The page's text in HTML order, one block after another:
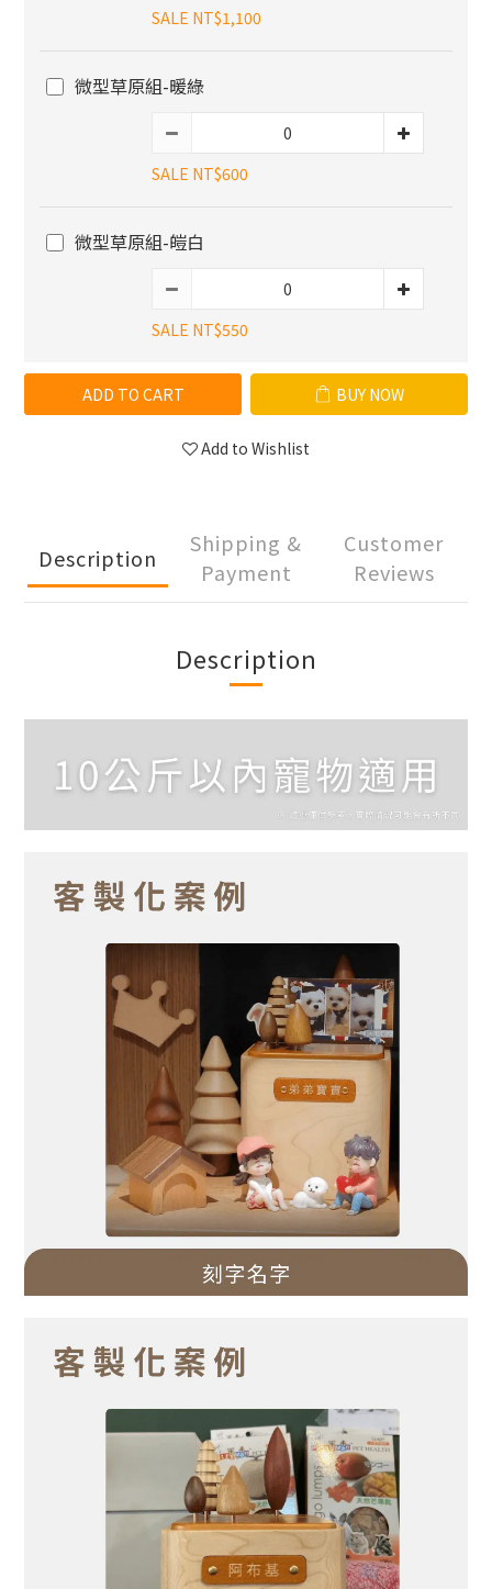
SALE NT$1,100
微型草原組-暖綠
SALE NT$600
微型草原組-皚白
SALE NT$550
ADD TO CART BUY NOW
Add to Wishlist
Description
Shipping &
Payment
Customer
Reviews
Description